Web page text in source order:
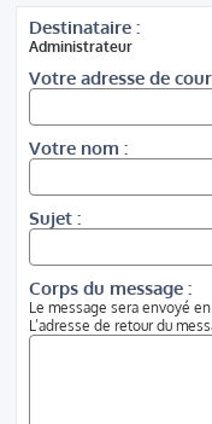
e
Destinataire :
Administrateur
Votre adresse de
Votre nom :
Sujet :
Corps du message :
Le message sera envoyé
L’adresse de retour du